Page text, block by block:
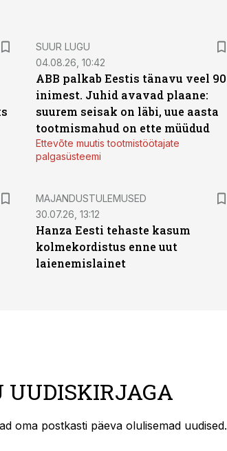
SUUR LUGU
04.08.26, 10:42
ABB palkab Eestis tänavu veel 90
inimest. Juhid avavad plaane:
suurem seisak on läbi, uue aasta
tootmismahud on ette müüdud
Ettevõte muutis tootmistöötajate
palgasüsteemi
MAJANDUSTULEMUSED
30.07.26, 13:12
Hanza Eesti tehaste kasum
kolmekordistus enne uut
laienemislainet
UUDISKIRJAGA
oma postkasti päeva olulisemad uudised.